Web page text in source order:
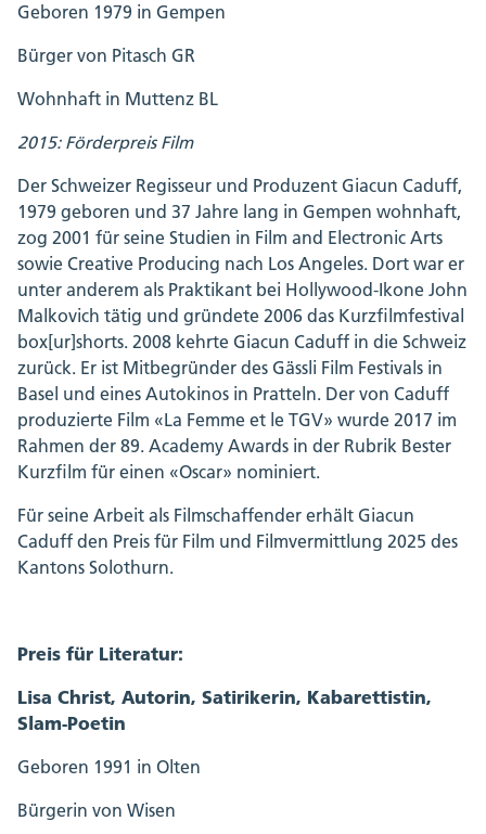
Geboren 1979 in Gempen
Bürger von Pitasch GR
Wohnhaft in Muttenz BL
2015: Förderpreis Film
Der Schweizer Regisseur und Produzent Giacun Caduff,
1979 geboren und 37 Jahre lang in Gempen wohnhaft,
zog 2001 für seine Studien in Film and Electronic Arts
sowie Creative Producing nach Los Angeles. Dort war er
unter anderem als Praktikant bei Hollywood-Ikone John
Malkovich tätig und gründete 2006 das Kurzfilmfestival
box[ur]shorts. 2008 kehrte Giacun Caduff in die Schweiz
zurück. Er ist Mitbegründer des Gässli Film Festivals in
Basel und eines Autokinos in Pratteln. Der von Caduff
produzierte Film «La Femme et le TGV» wurde 2017 im
Rahmen der 89. Academy Awards in der Rubrik Bester
Kurzfilm für einen «Oscar» nominiert.
Für seine Arbeit als Filmschaffender erhält Giacun
Caduff den Preis für Film und Filmvermittlung 2025 des
Kantons Solothurn.
Preis für Literatur:
Lisa Christ, Autorin, Satirikerin, Kabarettistin,
Slam-Poetin
Geboren 1991 in Olten
Bürgerin von Wisen